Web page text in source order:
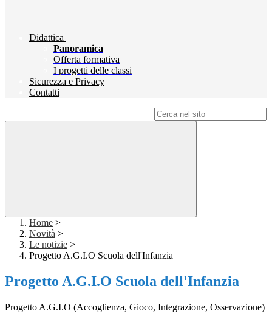
Didattica
Panoramica
Offerta formativa
I progetti delle classi
Sicurezza e Privacy
Contatti
Home >
Novità >
Le notizie >
Progetto A.G.I.O Scuola dell'Infanzia
Progetto A.G.I.O Scuola dell'Infanzia
Progetto A.G.I.O (Accoglienza, Gioco, Integrazione, Osservazione)